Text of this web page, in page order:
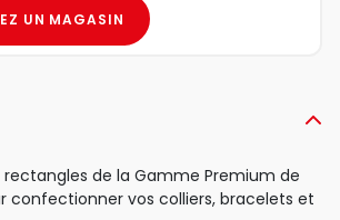
UN MAGASIN
de la Gamme Premium de
confectionner vos colliers, bracelets et